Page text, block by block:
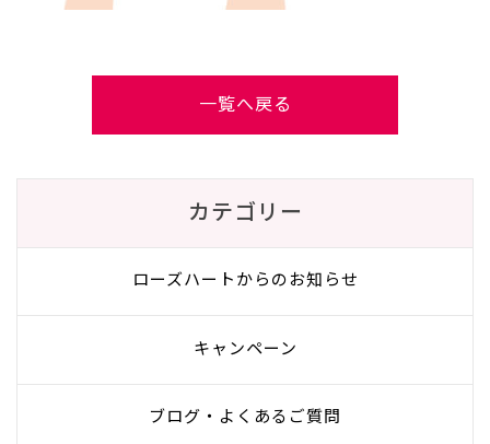
一覧へ戻る
カテゴリー
ローズハートからのお知らせ
キャンペーン
ブログ・よくあるご質問